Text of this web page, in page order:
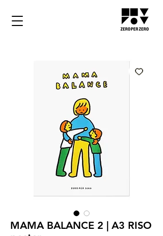
MAMA BALANCE 2 | A3 RISO